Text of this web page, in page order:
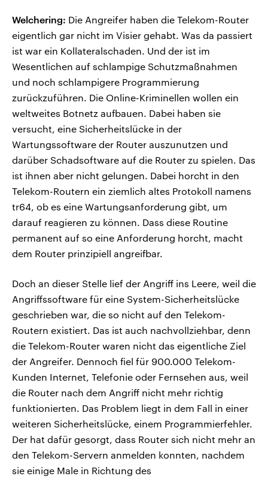
Welchering: Die Angreifer haben die Telekom-Router
eigentlich gar nicht im Visier gehabt. Was da passiert
ist war ein Kollateralschaden. Und der ist im
Wesentlichen auf schlampige Schutzmaßnahmen
und noch schlampigere Programmierung
zurückzuführen. Die Online-Kriminellen wollen ein
weltweites Botnetz aufbauen. Dabei haben sie
versucht, eine Sicherheitslücke in der
Wartungssoftware der Router auszunutzen und
darüber Schadsoftware auf die Router zu spielen. Das
ist ihnen aber nicht gelungen. Dabei horcht in den
Telekom-Routern ein ziemlich altes Protokoll namens
tr64, ob es eine Wartungsanforderung gibt, um
darauf reagieren zu können. Dass diese Routine
permanent auf so eine Anforderung horcht, macht
dem Router prinzipiell angreifbar.
Doch an dieser Stelle lief der Angriff ins Leere, weil die
Angriffssoftware für eine System-Sicherheitslücke
geschrieben war, die so nicht auf den Telekom-
Routern existiert. Das ist auch nachvollziehbar, denn
die Telekom-Router waren nicht das eigentliche Ziel
der Angreifer. Dennoch fiel für 900.000 Telekom-
Kunden Internet, Telefonie oder Fernsehen aus, weil
die Router nach dem Angriff nicht mehr richtig
funktionierten. Das Problem liegt in dem Fall in einer
weiteren Sicherheitslücke, einem Programmierfehler.
Der hat dafür gesorgt, dass Router sich nicht mehr an
den Telekom-Servern anmelden konnten, nachdem
sie einige Male in Richtung des